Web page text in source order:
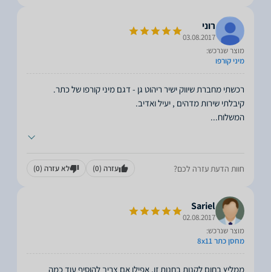
רוני
03.08.2017
מוצר שנרכש:
מיני קורפו
המשלוח...
חוות הדעת עזרה לכם? עזרה (0) לא עזרה (0)
Sariel
02.08.2017
מוצר שנרכש:
מחסן כתר 8x11
ממליץ בחום לקנות בחנות זו, אפילו אם צריך להוסיף עוד כמה